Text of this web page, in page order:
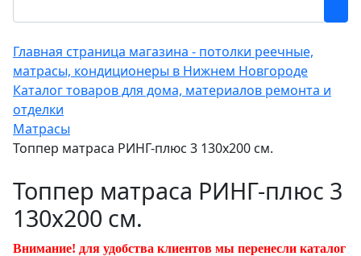
Главная страница магазина - потолки реечные,
матрасы, кондиционеры в Нижнем Новгороде
Каталог товаров для дома, материалов ремонта и
отделки
Матрасы
Топпер матраса РИНГ-плюс 3 130х200 см.
Топпер матраса РИНГ-плюс 3
130х200 см.
Внимание! для удобства клиентов мы перенесли каталог